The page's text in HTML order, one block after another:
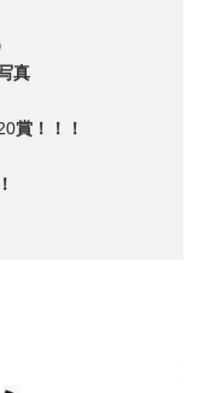
真
賞！！！